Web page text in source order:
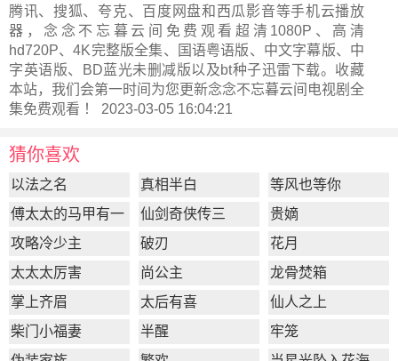
腾讯、搜狐、夸克、百度网盘和西瓜影音等手机云播放
器，念念不忘暮云间免费观看超清1080P、高清
hd720P、4K完整版全集、国语粤语版、中文字幕版、中
字英语版、BD蓝光未删减版以及bt种子迅雷下载。收藏
本站，我们会第一时间为您更新念念不忘暮云间电视剧全
集免费观看 ！ 2023-03-05 16:04:21
猜你喜欢
以法之名 真相半白
等风也等你
傅太太的马甲有一
点多
仙剑奇侠传三
贵嫡
攻略冷少主
破刃
花月
太太太厉害
尚公主
龙骨焚箱
掌上齐眉
太后有喜
仙人之上
柴门小福妻
半醒
牢笼